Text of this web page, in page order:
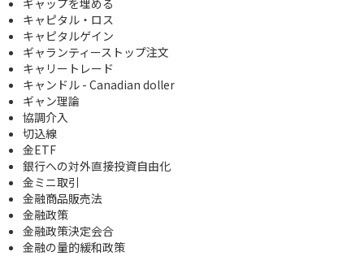
キャピタル・ロス
キャピタルゲイン
ギャランティーストップ注文
キャリートレード
キャンドル - Canadian doller
ギャン理論
協調介入
切込線
金ETF
銀行への対外直接投資自由化
金ミニ取引
金融商品販売法
金融政策
金融政策決定会合
金融の量的緩和政策